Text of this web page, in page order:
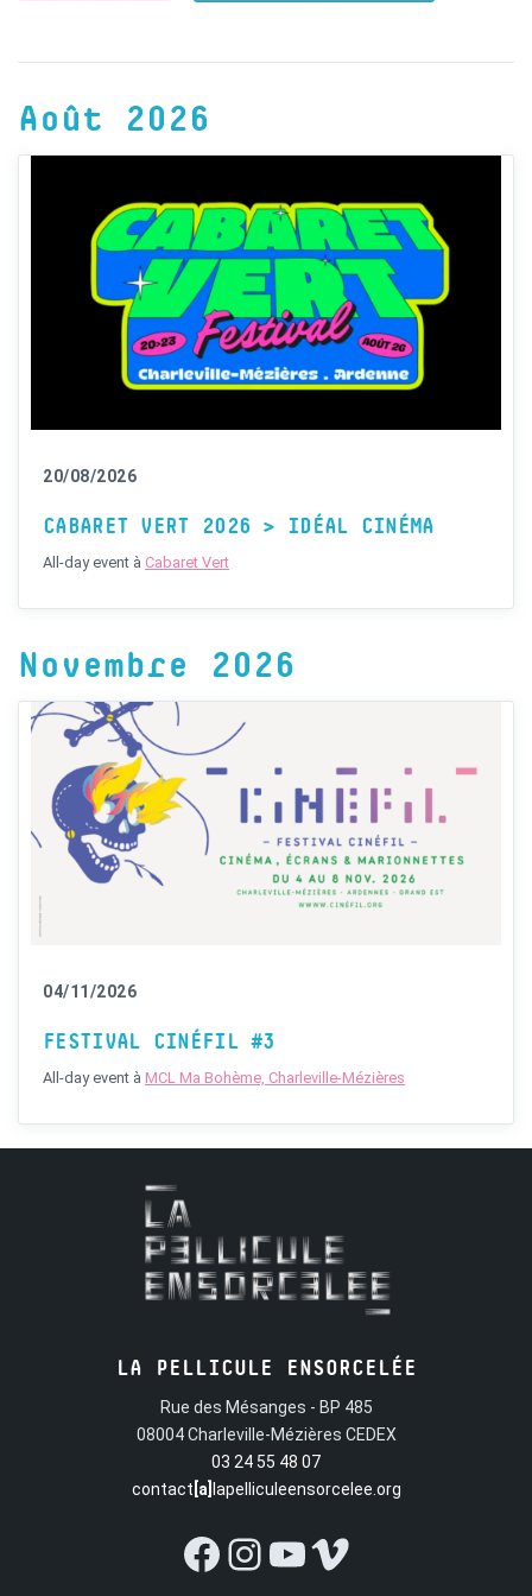
Août 2026
20/08/2026
CABARET VERT 2026 > IDÉAL CINÉMA
All-day event à Cabaret Vert
Novembre 2026
04/11/2026
FESTIVAL CINÉFIL #3
All-day event à MCL Ma Bohème, Charleville-Mézières
LA PELLICULE ENSORCELÉE
Rue des Mésanges - BP 485
08004 Charleville-Mézières CEDEX
03 24 55 48 07
contact [a] lapelliculeensorcelee.org
Facebook
Instagram
YouTube
Vimeo